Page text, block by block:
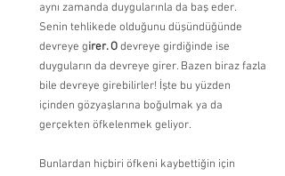
aynı zamanda duygularınla da baş eder.
Senin tehlikede olduğunu düşündüğünde
devreye girer. O devreye girdiğinde ise
duyguların da devreye girer. Bazen biraz fazla
bile devreye girebilirler! İşte bu yüzden
içinden gözyaşlarına boğulmak ya da
gerçekten öfkelenmek geliyor.
Bunlardan hiçbiri öfkeni kaybettiğin için